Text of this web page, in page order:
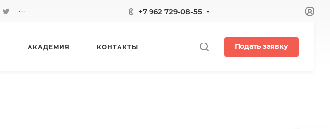
... +7 962 729-08-55
АКАДЕМИЯ КОНТАКТЫ Подать заявку